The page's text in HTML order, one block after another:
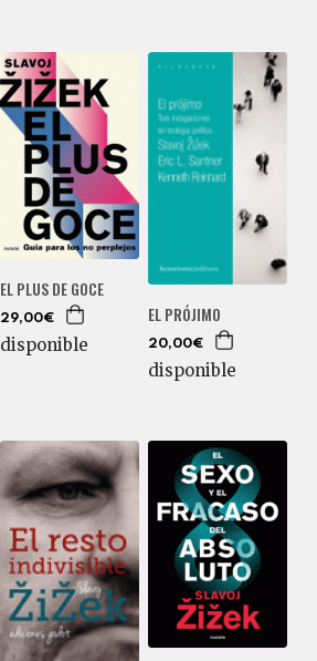
EL PLUS DE GOCE
29,00€
disponible
EL PRÓJIMO
20,00€
disponible